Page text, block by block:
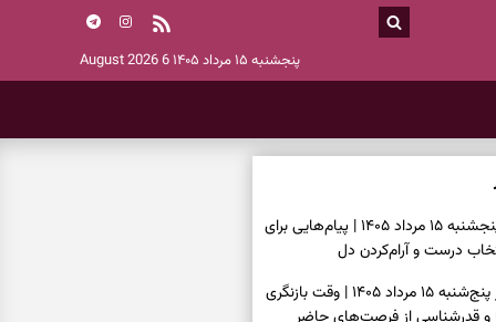
پنجشنبه ۱۵ مرداد ۱۴۰۵ 6 August 2026
فال انبیا امروز پنجشنبه ۱۵ مرداد ۱۴۰۵ | پیام‌هایی برای
درست و آرام‌کردن دل
فال حافظ امروز پنج‌شنبه ۱۵ مرداد ۱۴۰۵ | وقت بازنگری